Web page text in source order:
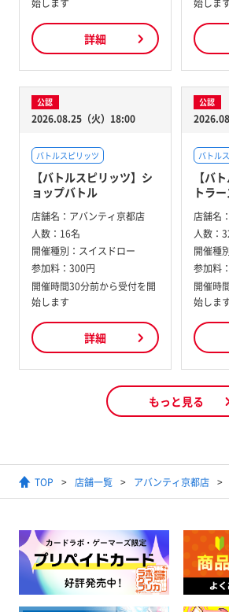
始します
詳細
始しま
公認
2026.08.25（火）18:00
バトルスピリッツ
【バトルスピリッツ】シ
ョップバトル
店舗名： アバンティ京都店
人数： 16名
開催種別： スイスドロー
参加料： 300円
開催時間30分前から受付を開
始します
詳細
公認
バトル
【バ
トラ
店舗名：
人数：
開催種
参加料：
開催時
始しま
もっと見る
TOP 店舗一覧 アバンティ京都店